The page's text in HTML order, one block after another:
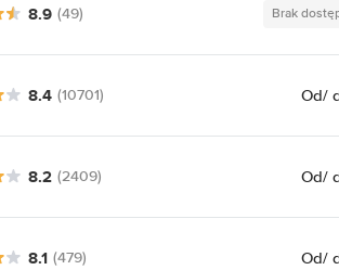
8.9 (49) Brak
8.4 (10701) Od/
8.2 (2409) Od/
8.1 (479) Od/